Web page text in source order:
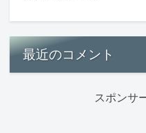
最近のコメント
スポンサ